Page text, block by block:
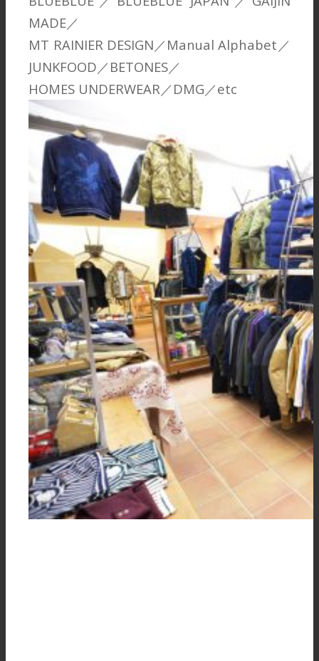
MADE／
MT RAINIER DESIGN／Manual Alphabet／
JUNKFOOD／BETONES／
HOMES UNDERWEAR／DMG／etc